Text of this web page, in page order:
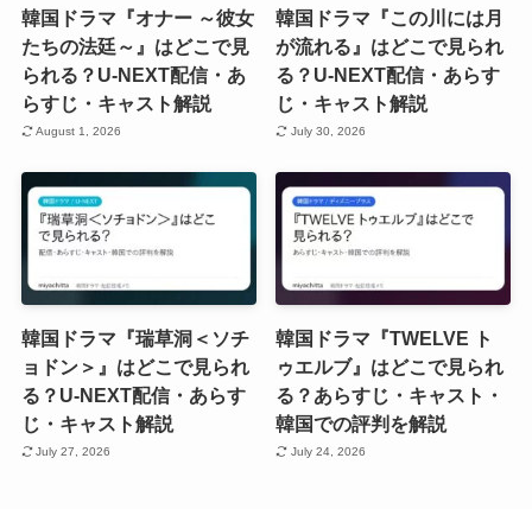
韓国ドラマ『オナー ～彼女
たちの法廷～』はどこで見
られる？U-NEXT配信・あ
らすじ・キャスト解説
August 1, 2026
韓国ドラマ『この川には月
が流れる』はどこで見られ
る？U-NEXT配信・あらす
じ・キャスト解説
July 30, 2026
韓国ドラマ『瑞草洞＜ソチ
ョドン＞』はどこで見られ
る？U-NEXT配信・あらす
じ・キャスト解説
July 27, 2026
韓国ドラマ『TWELVE ト
ゥエルブ』はどこで見られ
る？あらすじ・キャスト・
韓国での評判を解説
July 24, 2026